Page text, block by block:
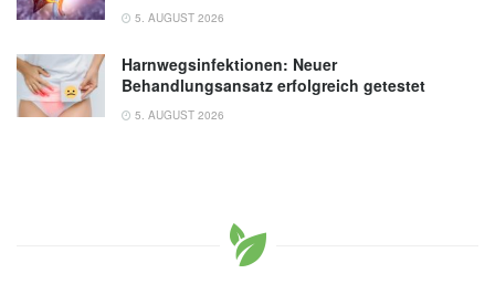
5. AUGUST 2026
Harnwegsinfektionen: Neuer
Behandlungsansatz erfolgreich getestet
5. AUGUST 2026